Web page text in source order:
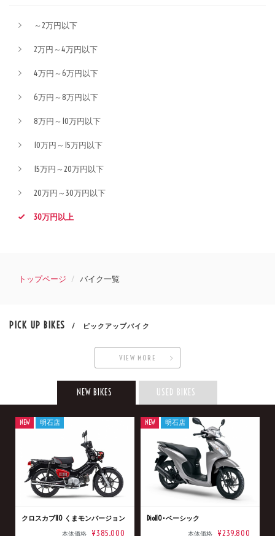
～2万円以下
2万円～4万円以下
4万円～6万円以下
6万円～8万円以下
8万円～10万円以下
10万円～15万円以下
15万円～20万円以下
20万円～30万円以下
30万円以上
トップページ バイク一覧
PICK UP BIKES / ピックアップバイク
VIEW MORE
NEW BIKES USED BIKES
クロスカブ110 くまモンバージョン
本体価格 ¥385,000
NEW 明石店
Dio110･ベーシック
本体価格 ¥239,800
NEW 明石店